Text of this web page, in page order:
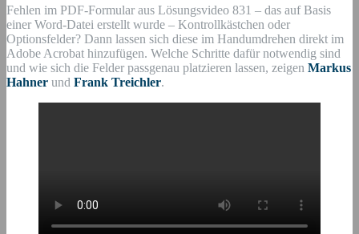
Fehlen im PDF-Formular aus Lösungsvideo 831 – das auf Basis
einer Word-Datei erstellt wurde – Kontrollkästchen oder
Optionsfelder? Dann lassen sich diese im Handumdrehen direkt im
Adobe Acrobat hinzufügen. Welche Schritte dafür notwendig sind
und wie sich die Felder passgenau platzieren lassen, zeigen Markus
Hahner und Frank Treichler.